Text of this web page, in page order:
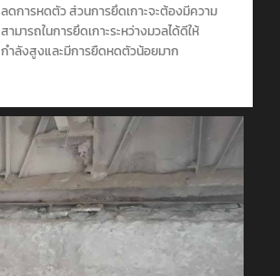
ลดการหดตัว ส่วนการยึดเกาะจะต้องมีความ
สามารถในการยึดเกาะระหว่างมวลได้ดีให้
กำลังสูงและมีการยืดหดตัวน้อยมาก